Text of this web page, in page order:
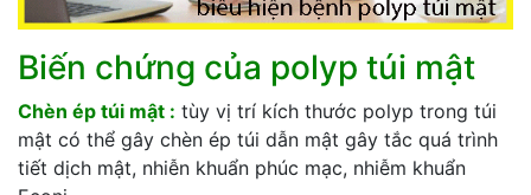
Biến chứng của polyp túi mật
Chèn ép túi mật : tùy vị trí kích thước polyp trong túi
mật có thể gây chèn ép túi dẫn mật gây tắc quá trình
tiết dịch mật, nhiễn khuẩn phúc mạc, nhiễm khuẩn